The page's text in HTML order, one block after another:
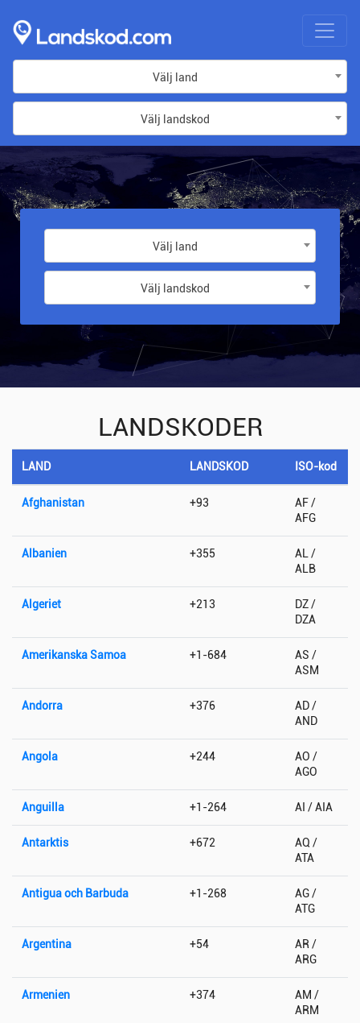
Välj land
Välj landskod
Välj land
Välj landskod
LANDSKODER
LAND LANDSKOD ISO-kod
Afghanistan +93
AF /
AFG
Albanien +355
AL /
ALB
Algeriet +213
DZ /
DZA
Amerikanska Samoa +1-684
AS /
ASM
Andorra +376
AD /
AND
Angola +244
AO /
AGO
Anguilla +1-264 AI / AIA
Antarktis +672
AQ /
ATA
Antigua och Barbuda +1-268
AG /
ATG
Argentina +54
AR /
ARG
Armenien +374
AM /
ARM